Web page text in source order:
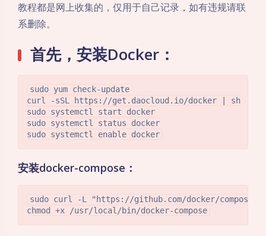
教程都是网上收集的，仅用于自己记录，如有违规请联
系删除。
首先，安装Docker：
sudo yum check-update
curl -sSL https://get.daocloud.io/docker | sh
sudo systemctl start docker
sudo systemctl status docker
安装docker-compose：
sudo curl -L "https://github.com/docker/compose/